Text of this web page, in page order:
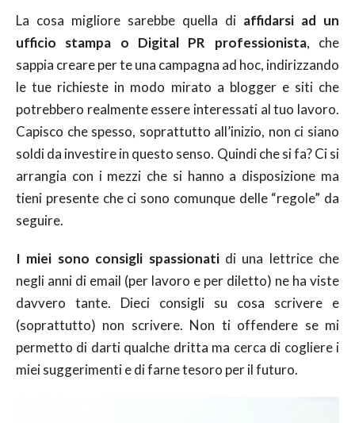
La cosa migliore sarebbe quella di affidarsi ad un
ufficio stampa o Digital PR professionista, che
sappia creare per te una campagna ad hoc, indirizzando
le tue richieste in modo mirato a blogger e siti che
potrebbero realmente essere interessati al tuo lavoro.
Capisco che spesso, soprattutto all’inizio, non ci siano
soldi da investire in questo senso. Quindi che si fa? Ci si
arrangia con i mezzi che si hanno a disposizione ma
tieni presente che ci sono comunque delle “regole” da
seguire.
I miei sono consigli spassionatidi una lettrice che
negli anni di email (per lavoro e per diletto) ne ha viste
davvero tante. Dieci consigli su cosa scrivere e
(soprattutto) non scrivere. Non ti offendere se mi
permetto di darti qualche dritta ma cerca di cogliere i
miei suggerimenti e di farne tesoro per il futuro.